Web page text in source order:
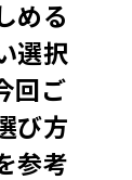
める
選択
回ご
び方
参考